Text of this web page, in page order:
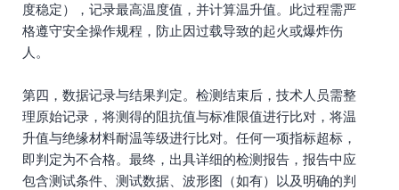
度稳定），记录最高温度值，并计算温升值。此过程需严
格遵守安全操作规程，防止因过载导致的起火或爆炸伤
人。
第四，数据记录与结果判定。检测结束后，技术人员需整
理原始记录，将测得的阻抗值与标准限值进行比对，将温
升值与绝缘材料耐温等级进行比对。任何一项指标超标，
即判定为不合格。最终，出具详细的检测报告，报告中应
包含测试条件、测试数据、波形图（如有）以及明确的判